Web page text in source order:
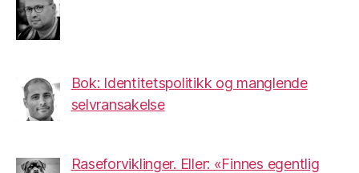
Bok: Identitetspolitikk og manglende
selvransakelse
Raseforviklinger. Eller: «Finnes egentlig